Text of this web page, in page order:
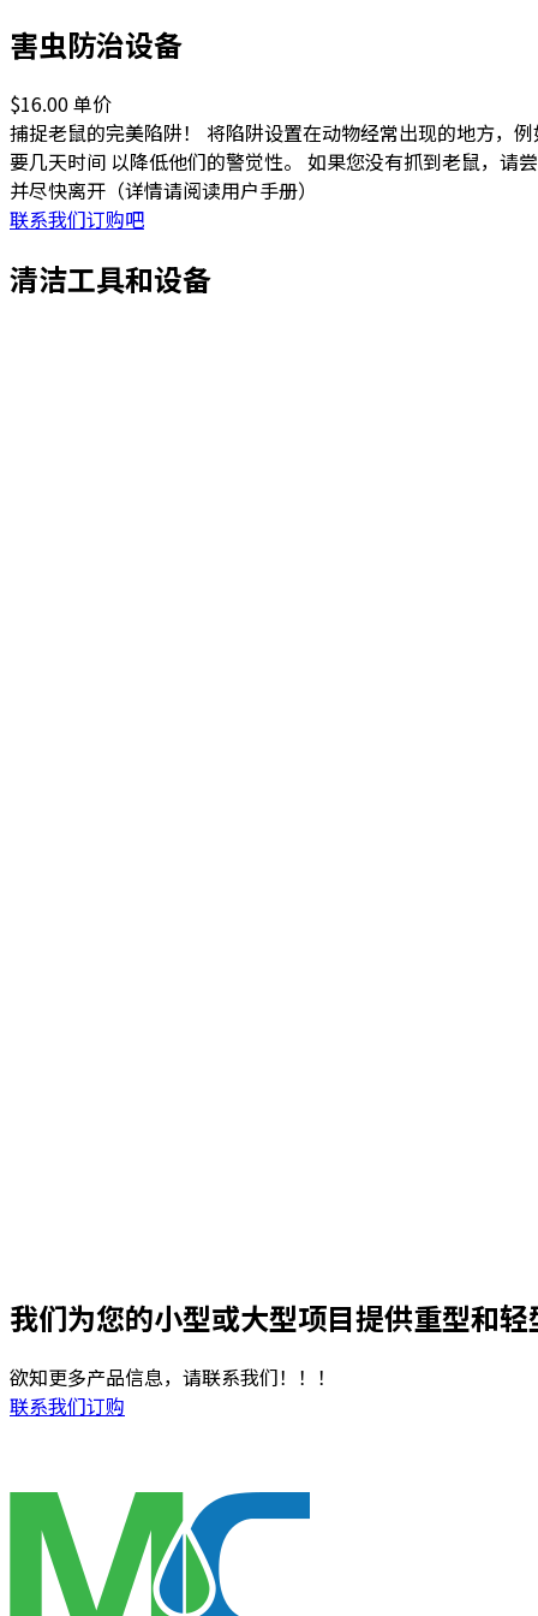
害虫防治设备
$16.00单价
捕捉老鼠的完美陷阱！ 将陷阱设置在动物经常出现的地方，
要几天时间 以降低他们的警觉性。 如果您没有抓到老鼠，请
并尽快离开（详情请阅读用户手册）
联系我们订购吧
清洁工具和设备
我们为您的小型或大型项目提供重型和
欲知更多产品信息，请联系我们！！！
联系我们订购